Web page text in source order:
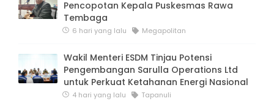
Pencopotan Kepala Puskesmas Rawa
Tembaga
6 hari yang lalu Megapolitan
Wakil Menteri ESDM Tinjau Potensi
Pengembangan Sarulla Operations Ltd
untuk Perkuat Ketahanan Energi Nasional
4 hari yang lalu Tapanuli